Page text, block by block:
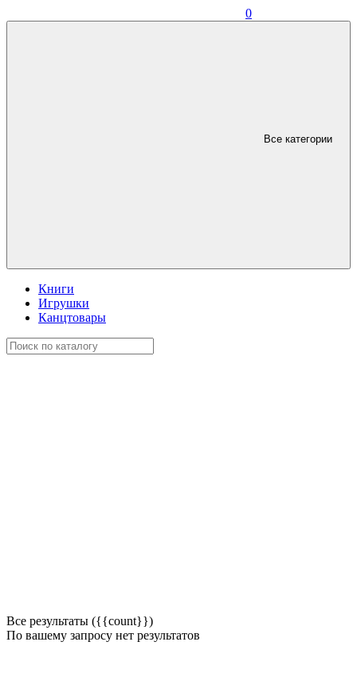
0
Все категории
Книги
Игрушки
Канцтовары
Все результаты ({{count}})
По вашему запросу нет результатов